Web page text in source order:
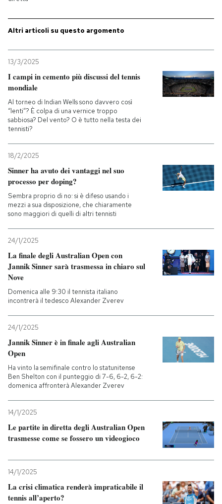
Altri articoli su questo argomento
13/3/2025
I campi in cemento più discussi del tennis
mondiale
Al torneo di Indian Wells sono davvero così
“lenti”? È colpa di una vernice troppo
sabbiosa? Del vento? O è tutto nella testa dei
tennisti?
18/2/2025
Sinner ha avuto dei vantaggi nel suo
processo per doping?
Sembra proprio di no: si è difeso usando i
mezzi a sua disposizione, che chiaramente
sono maggiori di quelli di altri tennisti
24/1/2025
La finale degli Australian Open con
Jannik Sinner sarà trasmessa in chiaro sul
Nove
Domenica alle 9:30 il tennista italiano
incontrerà il tedesco Alexander Zverev
24/1/2025
Jannik Sinner è in finale agli Australian
Open
Ha vinto la semifinale contro lo statunitense
Ben Shelton con il punteggio di 7-6, 6-2, 6-2:
domenica affronterà Alexander Zverev
14/1/2025
Le partite in diretta degli Australian Open
trasmesse come se fossero un videogioco
14/1/2025
La crisi climatica renderà impraticabile il
tennis all’aperto?